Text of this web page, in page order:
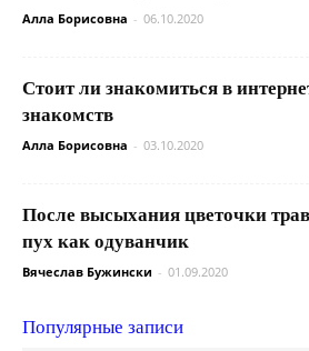
Алла Борисовна - 06.10.2020
Стоит ли знакомиться в
знакомств
Алла Борисовна - 03.10.2020
После высыхания цветочки
пух как одуванчик
Вячеслав Бужински - 01.09.2020
Популярные записи